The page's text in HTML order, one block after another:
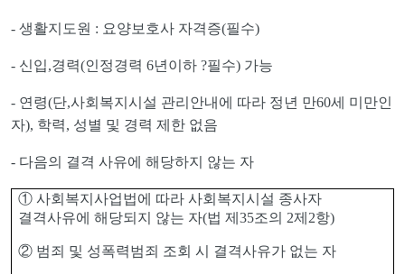
- 생활지도원 : 요양보호사 자격증(필수)
- 신입,경력(인정경력 6년이하 ?필수) 가능
- 연령(단,사회복지시설 관리안내에 따라 정년 만60세 미만인
자), 학력, 성별 및 경력 제한 없음
- 다음의 결격 사유에 해당하지 않는 자
① 사회복지사업법에 따라 사회복지시설 종사자
결격사유에 해당되지 않는 자(법 제 35조의 2제 2항)
② 범죄 및 성폭력범죄 조회 시 결격사유가 없는 자